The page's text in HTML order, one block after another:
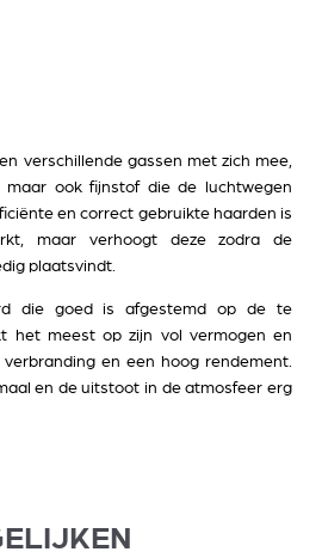
verschillende gassen met zich mee,
maar ook fijnstof die de luchtwegen
en correct gebruikte haarden is
maar verhoogt deze zodra de
plaatsvindt.
die goed is afgestemd op de te
het meest op zijn vol vermogen en
en een hoog rendement.
en de uitstoot in de atmosfeer erg